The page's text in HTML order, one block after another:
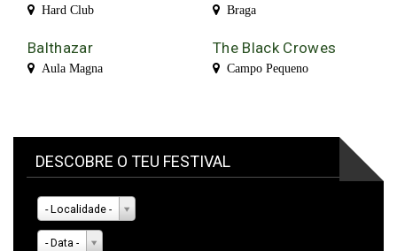
Hard Club Braga
Balthazar
Aula Magna
The Black Crowes
Campo Pequeno
DESCOBRE O TEU FESTIVAL
- Localidade -
- Data -